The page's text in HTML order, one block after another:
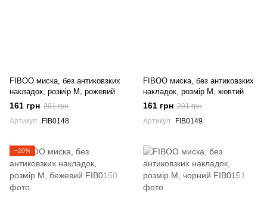
FIBOO миска, без антиковзких
накладок, розмір M, рожевий
161 грн 201 грн
Артикул
FIB0148
FIBOO миска, без антиковзких
накладок, розмір M, жовтий
161 грн 201 грн
Артикул
FIB0149
−20%